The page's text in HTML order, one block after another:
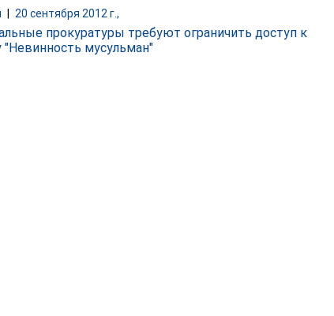
| 20 сентября 2012 г.,
прокуратуры требуют ограничить доступ к
мусульман"